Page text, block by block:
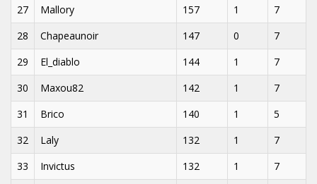
27
Mallory 157 1
7
28
Chapeaunoir 147 0
7
29
El_diablo 144 1
7
30
Maxou82 142 1
7
31
Brico 140 1
5
32
Laly 132 1
7
33
Invictus 132 1
7